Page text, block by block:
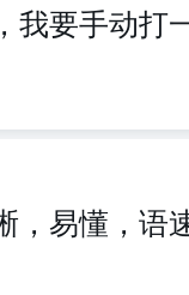
我要手动打
，易懂，语